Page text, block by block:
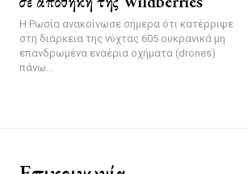
Η Ρωσία ανακοίνωσε σήμερα ότι κατέρριψε
στη διάρκεια της νύχτας 605 ουκρανικά μη
επανδρωμένα εναέρια οχήματα (drones)
πάνω...